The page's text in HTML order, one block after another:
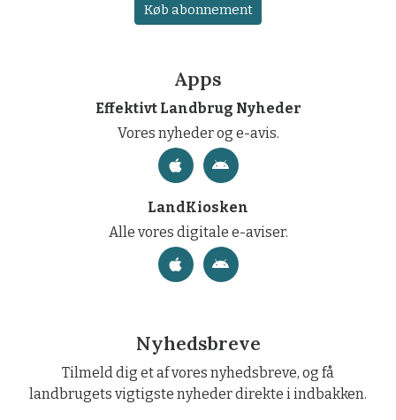
Køb abonnement
Apps
Effektivt Landbrug Nyheder
Vores nyheder og e-avis.
LandKiosken
Alle vores digitale e-aviser.
Nyhedsbreve
Tilmeld dig et af vores nyhedsbreve, og få
landbrugets vigtigste nyheder direkte i indbakken.